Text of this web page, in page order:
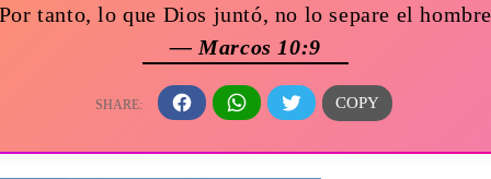
tanto, lo que Dios juntó, no lo separe el
— Marcos 10:9